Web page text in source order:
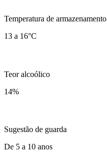
Temperatura de armazenamento
13 a 16°C
Teor alcoólico
14%
Sugestão de guarda
De 5 a 10 anos